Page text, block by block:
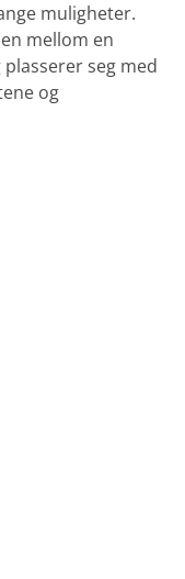
muligheter.
mellom en
seg med
og